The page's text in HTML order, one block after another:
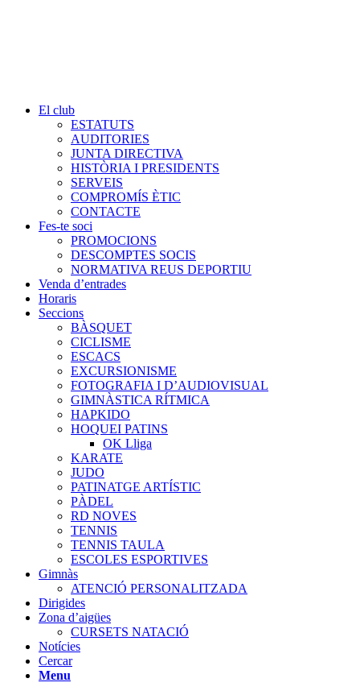
El club
ESTATUTS
AUDITORIES
JUNTA DIRECTIVA
HISTÒRIA I PRESIDENTS
SERVEIS
COMPROMÍS ÈTIC
CONTACTE
Fes-te soci
PROMOCIONS
DESCOMPTES SOCIS
NORMATIVA REUS DEPORTIU
Venda d’entrades
Horaris
Seccions
BÀSQUET
CICLISME
ESCACS
EXCURSIONISME
FOTOGRAFIA I D’AUDIOVISUAL
GIMNÀSTICA RÍTMICA
HAPKIDO
HOQUEI PATINS
OK Lliga
KARATE
JUDO
PATINATGE ARTÍSTIC
PÀDEL
RD NOVES
TENNIS
TENNIS TAULA
ESCOLES ESPORTIVES
Gimnàs
ATENCIÓ PERSONALITZADA
Dirigides
Zona d’aigües
CURSETS NATACIÓ
Notícies
Cercar
Menu